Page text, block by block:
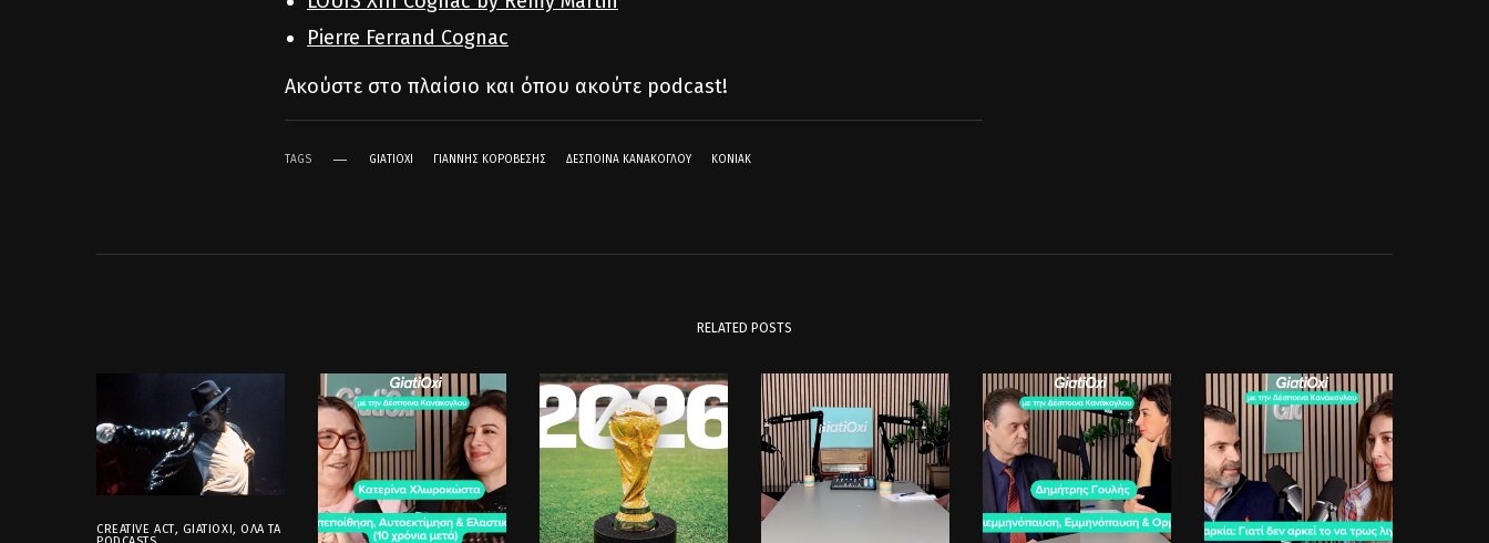
Pierre Ferrand Cognac
Ακούστε στο πλαίσιο και όπου ακούτε podcast!
TAGS GIATIOXI ΓΙΆΝΝΗΣ ΚΟΡΟΒΈΣΗΣ ΔΈΣΠΟΙΝΑ ΚΑΝΆΚΟΓΛΟΥ ΚΟΝΙΆΚ
RELATED POSTS
CREATIVE ACT, GIATIOXI,ΌΛΑ ΤΑ